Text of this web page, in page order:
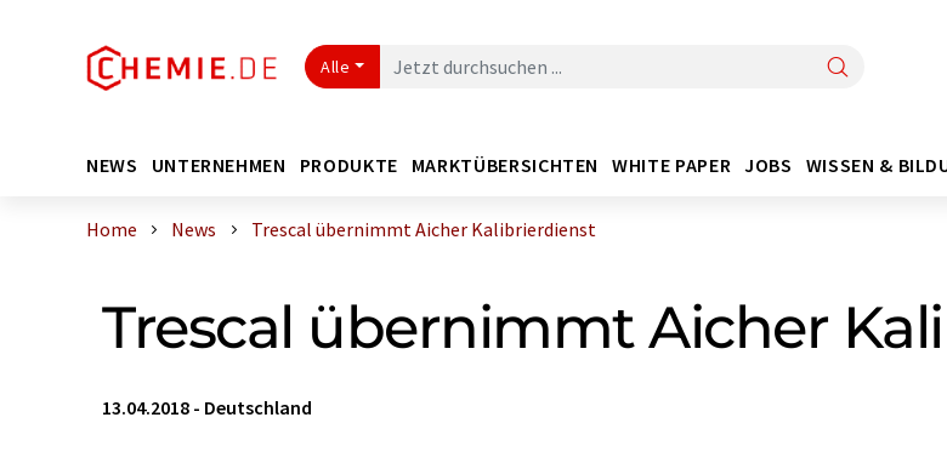
Alle
NEWS UNTERNEHMEN PRODUKTE MARKTÜBERSICHTEN WHITE PAPER JOBS WISSEN &
Home News Trescal übernimmt Aicher Kalibrierdienst
Trescal übernimmt Aicher
13.04.2018 - Deutschland